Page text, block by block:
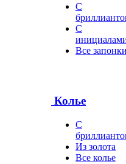
С
С
Все запонки
Колье
С
Из золота
Все колье